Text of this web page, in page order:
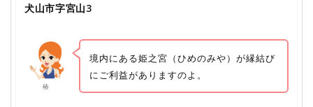
犬山市字宮山3
椿
境内にある姫之宮（ひめのみや）が縁結び
にご利益がありますのよ。